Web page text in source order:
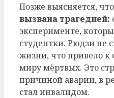
Позже выясняется,
вызвана трагедией:
эксперименте,
студентки. Рюдзи не
жизни, что привело к
миру мёртвых. Это
причиной аварии, в
стал инвалидом.